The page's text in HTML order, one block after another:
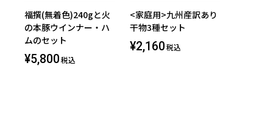
福撰(無着色)240gと火
の本豚ウインナー・ハ
ムのセット
¥5,800 税込
<家庭用>九州産訳あり
干物3種セット
¥2,160 税込